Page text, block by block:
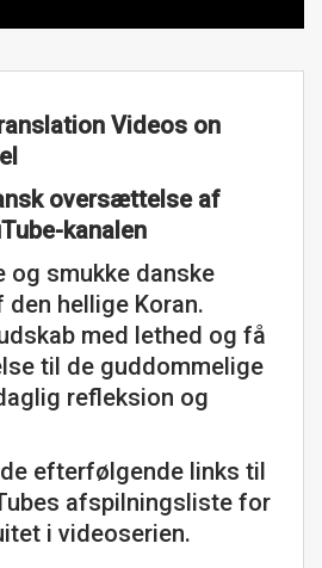
Videos on
oversættelse af
kanalen
og smukke danske
hellige Koran.
med lethed og få
til de guddommelige
refleksion og
efterfølgende links til
afspilningsliste for
i videoserien.